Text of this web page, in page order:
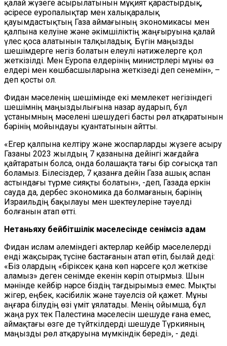
қалай жүзеге асырылатынын мұқият қарастырдық,
әсіресе еуропалықтар мен халықаралық
қауымдастықтың Газа аймағының экономикасы мен
қалпына келуіне және әкімшіліктің жаңғыруына қалай
үлес қоса алатынын талқыладық. Бүгін маңызды
шешімдерге негіз болатын елеулі нәтижелерге қол
жеткізілді. Мен Еуропа елдерінің министрлері мұны өз
елдері мен көшбасшыларына жеткізеді деп сенемін», –
деп қосты ол.
Фидан мәселенің шешімінде екі мемлекет негізіндегі
шешімнің маңыздылығына назар аударып, бұл
ұстанымның мәселені шешудегі басты рөл атқаратынын
бәрінің мойындауы қуантатынын айтты.
«Егер қалпына келтіру және жоспарларды жүзеге асыру
Газаны 2023 жылдың 7 қазанына дейінгі жағдайға
қайтаратын болса, онда болашақта тағы бір соғысқа тап
боламыз. Білесіздер, 7 қазанға дейін Газа ашық аспан
астындағы түрме сияқты болатын», -деп, Газада еркін
сауда да, дербес экономика да болмағанын, бәрінің
Израильдің бақылауы мен шектеулеріне тәуелді
болғанын атап өтті.
Нетаньяху бейбітшілік мәселесінде сенімсіз адам
Фидан ислам әлеміндегі актерлар кейбір мәселелерді
енді жақсырақ түсіне бастағанын атап өтіп, былай деді:
«Біз олардың «біріксек қана көп нәрсеге қол жеткізе
аламыз» деген сенімде екенін көріп отырмыз. Шын
мәнінде кейбір нәрсе біздің тағдырымыз емес. Мықты
жігер, еңбек, кәсібилік және тәуелсіз ой қажет. Мұны
аңғара білудің өзі үміт ұялатады. Менің ойымша, бұл
жаңа рух тек Палестина мәселесін шешуде ғана емес,
аймақтағы өзге де түйткілдерді шешуде Түркияның
маңызды рөл атқаруына мүмкіндік береді», - деді.